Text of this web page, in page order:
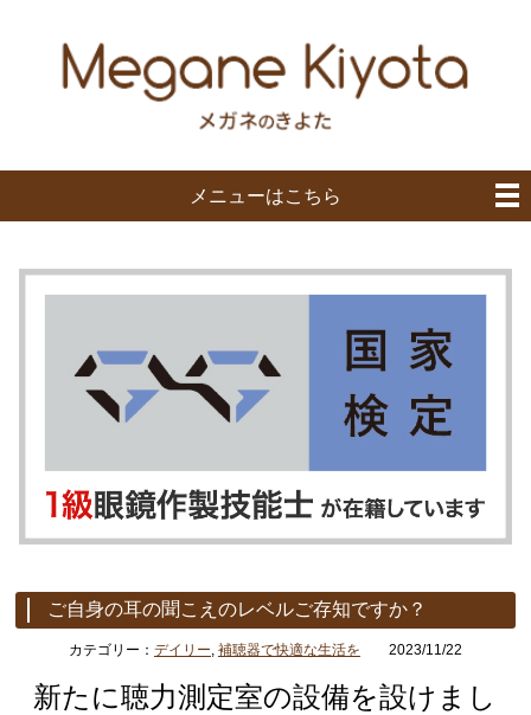
メニューはこちら
ご自身の耳の聞こえのレベルご存知ですか？
カテゴリー： デイリー, 補聴器で快適な生活を 2023/11/22
新たに聴力測定室の設備を設けまし